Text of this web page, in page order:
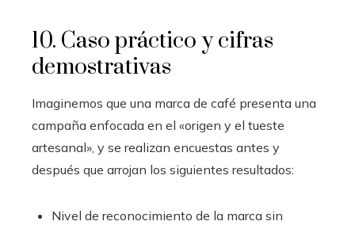
10. Caso práctico y cifras
demostrativas
Imaginemos que una marca de café presenta una
campaña enfocada en el «origen y el tueste
artesanal», y se realizan encuestas antes y
después que arrojan los siguientes resultados:
Nivel de reconocimiento de la marca sin